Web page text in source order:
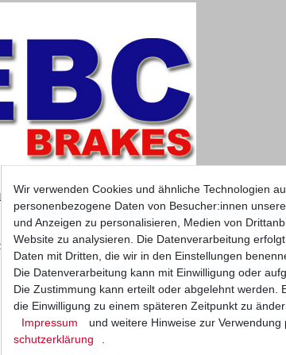
folgenden Modellen:
Typ
Baujahr
M100AA
1998 - 2001
5G
1996 - 1997
6B
1994 - 1997
Wir verwenden Cookies und ähnliche Technologien
personenbezogene Daten von Besucher:innen
und Anzeigen zu personalisieren, Medien von
Website zu analysieren. Die Datenverarbeitung
Daten mit Dritten, die wir in den Einstellungen
Die Datenverarbeitung kann mit Einwilligung oder
Die Zustimmung kann erteilt oder abgelehnt werden.
die Einwilligung zu einem späteren Zeitpunkt zu
Impressum
und weitere Hinweise zur
schutz­erklärung